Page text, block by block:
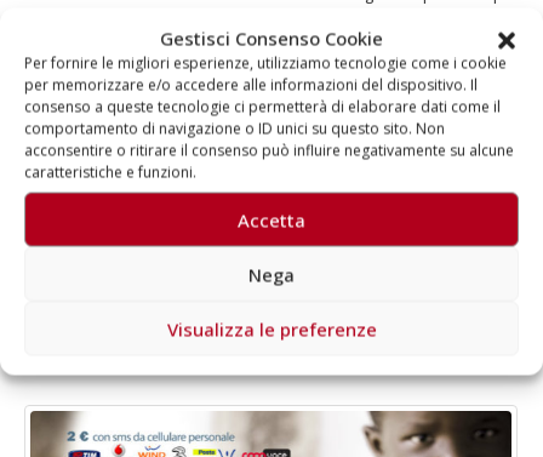
Gestisci Consenso Cookie
Per fornire le migliori esperienze, utilizziamo tecnologie come i cookie
per memorizzare e/o accedere alle informazioni del dispositivo. Il
consenso a queste tecnologie ci permetterà di elaborare dati come il
comportamento di navigazione o ID unici su questo sito. Non
acconsentire o ritirare il consenso può influire negativamente su alcune
caratteristiche e funzioni.
Accetta
Nega
Visualizza le preferenze
sociale: le strutture sanitarie adatte all'assistenza di ragazzi con
bisogni speciali sono poche e molto costose e spesso sono le
famiglie stesse ad allontanare i bambini disabili, percepiti come
una “maledizione dal cielo”. Uno dei Paesi africani con la maggiore
incidenza di disabilità tra i più piccoli è il Camerun, dove...